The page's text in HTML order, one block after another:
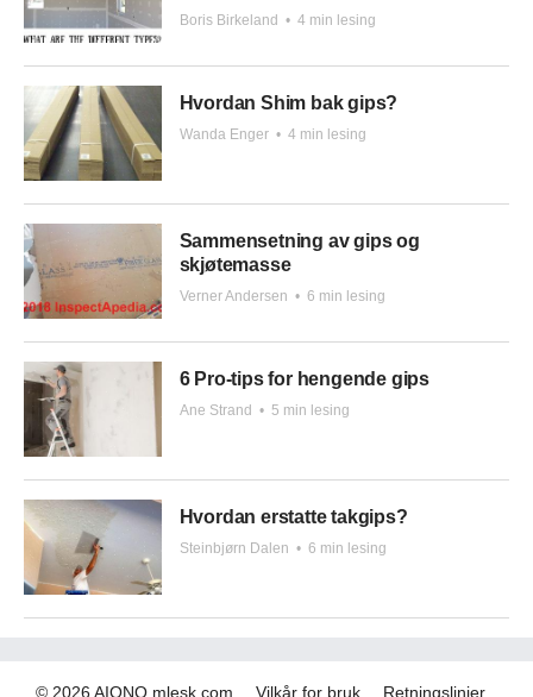
Boris Birkeland • 4 min lesing
Hvordan Shim bak gips?
Wanda Enger • 4 min lesing
Sammensetning av gips og
skjøtemasse
Verner Andersen • 6 min lesing
6 Pro-tips for hengende gips
Ane Strand • 5 min lesing
Hvordan erstatte takgips?
Steinbjørn Dalen • 6 min lesing
© 2026 AIONO.mlesk.com Vilkår for bruk Retningslinjer